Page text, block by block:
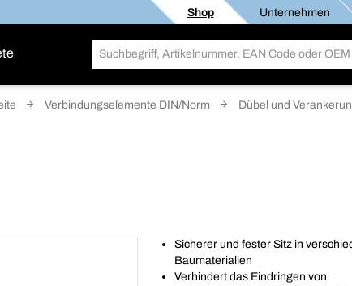
Shop Unternehmen
Verbindungselemente DIN/Norm Dübel und
Sicherer und fester Sitz in
Baumaterialien
Verhindert das Eindringen von